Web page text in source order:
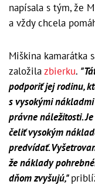
napísala s tým, že
a vždy chcela
Miškina kamarátka
založilazbierku.
podporiť jej rodinu,
s vysokými
právne náležitosti.
čeliť vysokým
predvídať.
že náklady
dňom zvyšujú,"